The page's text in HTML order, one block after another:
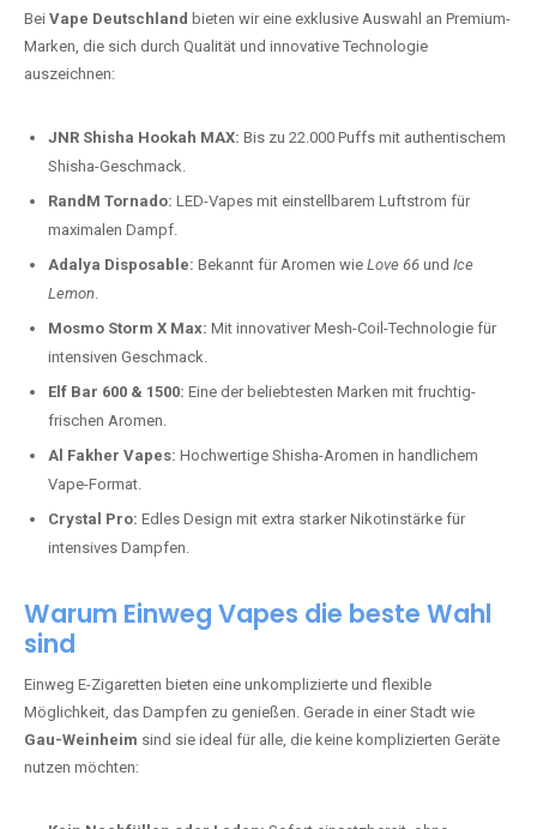
Bei Vape Deutschland bieten wir eine exklusive Auswahl an Premium-
Marken, die sich durch Qualität und innovative Technologie
auszeichnen:
JNR Shisha Hookah MAX: Bis zu 22.000 Puffs mit authentischem
Shisha-Geschmack.
RandM Tornado: LED-Vapes mit einstellbarem Luftstrom für
maximalen Dampf.
Adalya Disposable: Bekannt für Aromen wie Love 66 und Ice
Lemon.
Mosmo Storm X Max: Mit innovativer Mesh-Coil-Technologie für
intensiven Geschmack.
Elf Bar 600 & 1500: Eine der beliebtesten Marken mit fruchtig-
frischen Aromen.
Al Fakher Vapes: Hochwertige Shisha-Aromen in handlichem
Vape-Format.
Crystal Pro: Edles Design mit extra starker Nikotinstärke für
intensives Dampfen.
Warum Einweg Vapes die beste Wahl
sind
Einweg E-Zigaretten bieten eine unkomplizierte und flexible
Möglichkeit, das Dampfen zu genießen. Gerade in einer Stadt wie
Gau-Weinheim sind sie ideal für alle, die keine komplizierten Geräte
nutzen möchten: